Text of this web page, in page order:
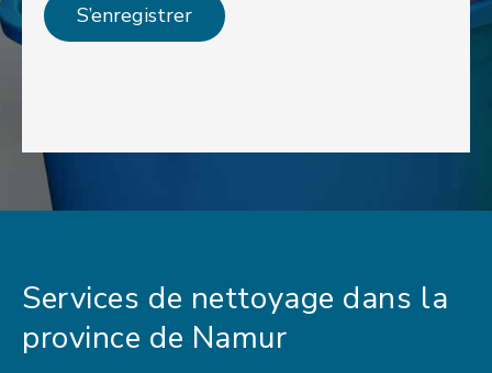
S’enregistrer
Services de nettoyage dans la
province de Namur